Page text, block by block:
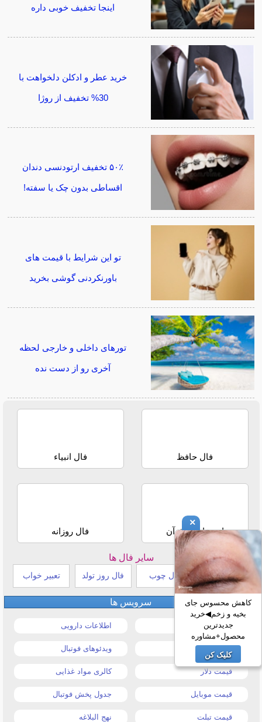
اینجا تخفیف خوبی داره
خرید عطر و ادکلن دلخواهت با
30% تخفیف از روژا
۵۰٪ تخفیف ارتودنسی دندان
اقساطی بدون چک یا سفته!
تو این شرایط با قیمت های
باورنکردنی گوشی بخرید
تورهای داخلی و خارجی لحظه
آخری رو از دست نده
فال حافظ فال انبیاء
استخاره با قرآن فال روزانه
سایر فال ها
طالع بینی هندی فال چوب فال روز تولد تعبیر خواب
سرویس ها
قیمت خودرو اطلاعات دارویی
قیمت طلا و سکه ویدئوهای فوتبال
قیمت دلار کالری مواد غذایی
قیمت موبایل جدول پخش فوتبال
قیمت تبلت نهج البلاغه
×
کاهش محسوس جای
بخیه و زخم◀خرید
جدیدترین
محصول+مشاوره
کلیک کن